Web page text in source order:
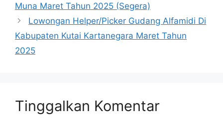
Muna Maret Tahun 2025 (Segera)
Lowongan Helper/Picker Gudang Alfamidi Di
Kabupaten Kutai Kartanegara Maret Tahun
2025
Tinggalkan Komentar